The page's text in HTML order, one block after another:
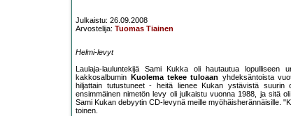
Julkaistu: 26.09.2008
Arvostelija: Tuomas Tiainen
Helmi-levyt
Laulaja-lauluntekijä Sami Kukka oli hautautua lopulliseen
kakkosalbumin
Kuolema tekee tuloaan yhdeksäntoista
hiljattain tutustuneet - heitä lienee Kukan ystävistä
ensimmäinen nimetön levy oli julkaistu vuonna 1988, ja sitä
Sami Kukan debyytin CD-levynä meille myöhäisherännäisille.
toinen.